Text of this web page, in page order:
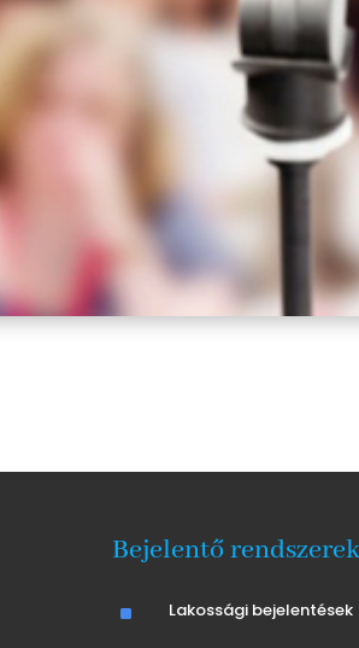
Bejelentő rendszerek
^ Lakossági bejelentések